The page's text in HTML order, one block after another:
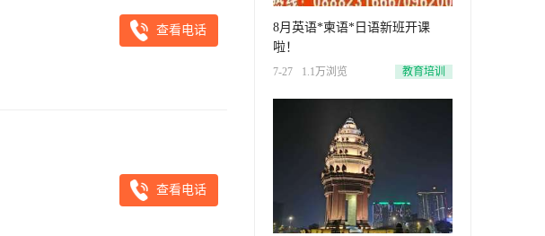
查看电话
查看电话
8月英语*柬语*日语新班开课
啦！
7-27 1.1万浏览 教育培训